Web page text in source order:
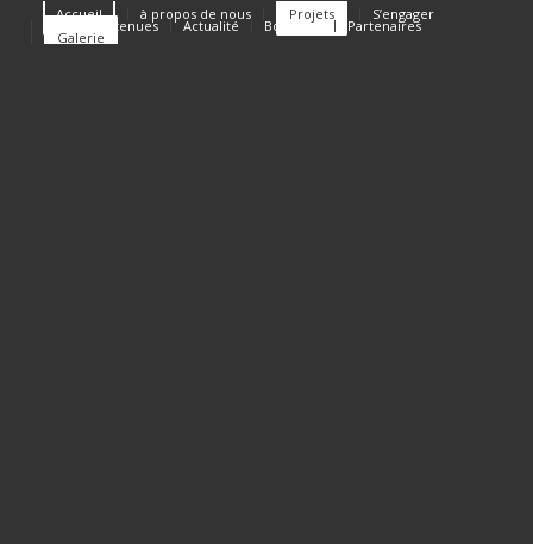
Accueil
à propos de nous Projets S’engager
Causes soutenues Actualité Boutique Partenaires
Galerie